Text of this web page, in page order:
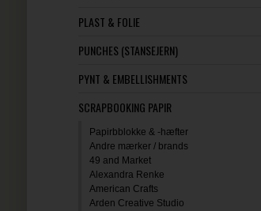
PLAST & FOLIE
PUNCHES (STANSEJERN)
PYNT & EMBELLISHMENTS
SCRAPBOOKING PAPIR
Papirbblokke & -hæfter
Andre mærker / brands
49 and Market
Alexandra Renke
American Crafts
Arden Creative Studio